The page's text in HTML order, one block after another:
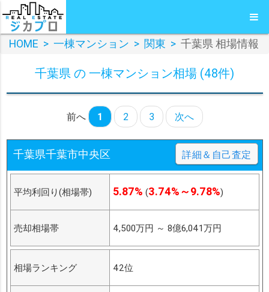
HOME > 一棟マンション > 関東 > 千葉県 相場情報
千葉県 の 一棟マンション相場 (48件)
前へ 1 2 3 次へ
千葉県千葉市中央区 詳細＆自己査定
平均利回り(相場帯) 5.87% (3.74%～9.78%)
売却相場帯 4,500万円 ～ 8億6,041万円
相場ランキング 42位